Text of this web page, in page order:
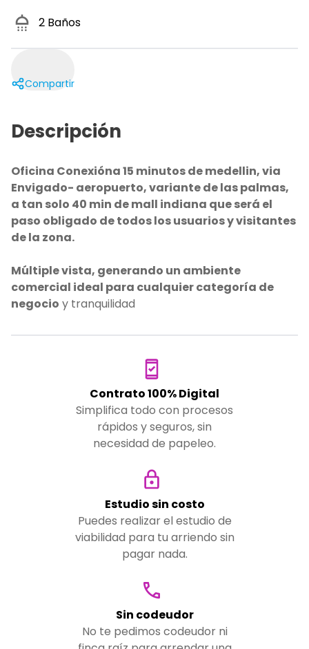
2 Baños
Compartir
Descripción
Oficina Conexióna 15 minutos de medellin, via
Envigado- aeropuerto, variante de las palmas,
a tan solo 40 min de mall indiana que será el
paso obligado de todos los usuarios y visitantes
de la zona.
Múltiple vista, generando un ambiente
comercial ideal para cualquier categoría de
negocio y tranquilidad
Contrato 100% Digital
Simplifica todo con procesos
rápidos y seguros, sin
necesidad de papeleo.
Estudio sin costo
Puedes realizar el estudio de
viabilidad para tu arriendo sin
pagar nada.
Sin codeudor
No te pedimos codeudor ni